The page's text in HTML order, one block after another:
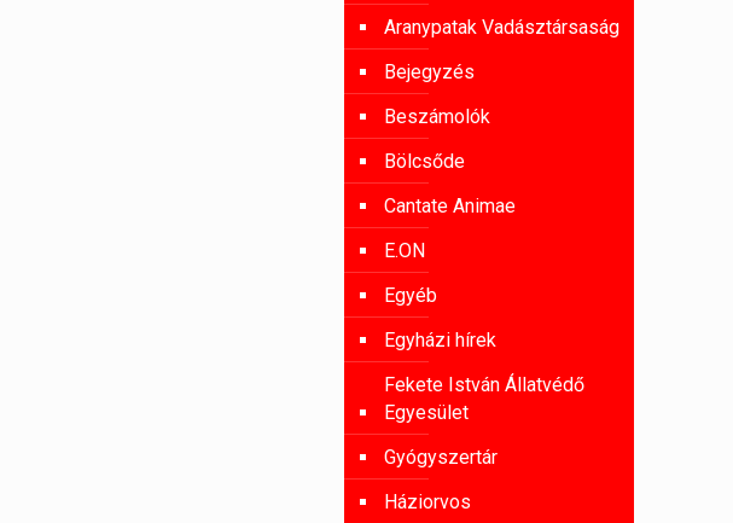
Aranypatak Vadásztársaság
Bejegyzés
Beszámolók
Bölcsőde
Cantate Animae
E.ON
Egyéb
Egyházi hírek
Fekete István Állatvédő
Egyesület
Gyógyszertár
Háziorvos